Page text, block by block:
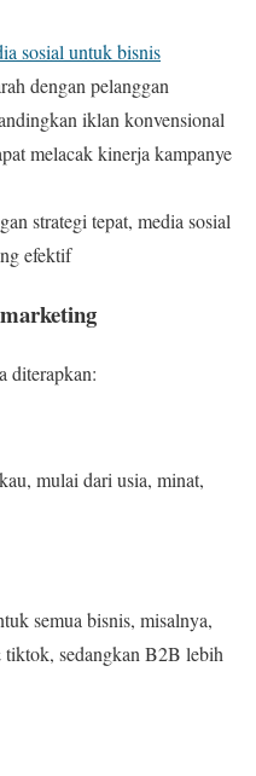
sosial untuk bisnis
dengan pelanggan
iklan konvensional
melacak kinerja kampanye
strategi tepat, media sosial
efektif
diterapkan:
mulai dari usia, minat,
semua bisnis, misalnya,
sedangkan B2B lebih